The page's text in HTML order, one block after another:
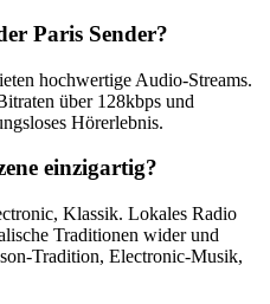
Paris Sender?
hochwertige Audio-Streams.
über 128kbps und
Hörerlebnis.
einzigartig?
Klassik. Lokales Radio
Traditionen wider und
Tradition, Electronic-Musik,